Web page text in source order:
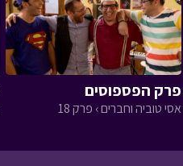
פרק הפספוסים
אסי טוביה וחברים › פרק 18
‹